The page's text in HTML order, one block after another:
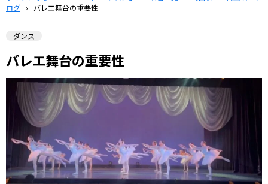
ログ › バレエ舞台の重要性
ダンス
バレエ舞台の重要性